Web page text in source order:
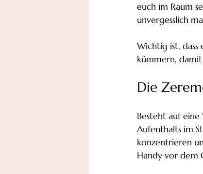
euch im Raum
unvergesslich
Wichtig ist, dass
kümmern,
Die
Besteht auf
Aufenthalts im
konzentrieren
Handy vor dem